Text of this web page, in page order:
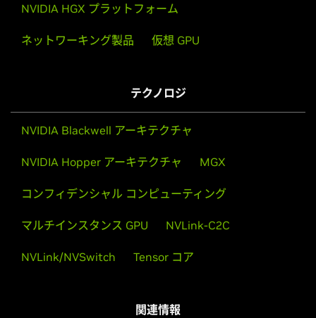
NVIDIA HGX プラットフォーム
ネットワーキング製品 仮想 GPU
テクノロジ
NVIDIA Blackwell アーキテクチャ
NVIDIA Hopper アーキテクチャ MGX
コンフィデンシャル コンピューティング
マルチインスタンス GPU NVLink-C2C
NVLink/NVSwitch Tensor コア
関連情報